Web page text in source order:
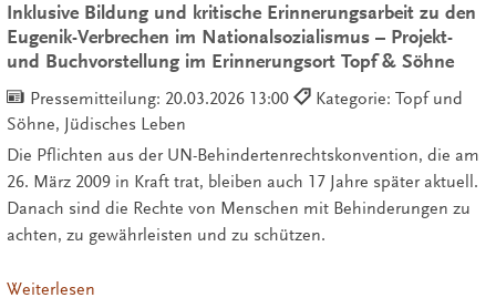
Inklusive Bildung und kritische Erinnerungsarbeit zu den
Eugenik-Verbrechen im Nationalsozialismus – Projekt-
und Buchvorstellung im Erinnerungsort Topf & Söhne
Pressemitteilung: 20.03.2026 13:00
Kategorie: Topf und
Söhne, Jüdisches Leben
Die Pflichten aus der UN-Behindertenrechtskonvention, die am
26. März 2009 in Kraft trat, bleiben auch 17 Jahre später aktuell.
Danach sind die Rechte von Menschen mit Behinderungen zu
achten, zu gewährleisten und zu schützen.
Weiterlesen